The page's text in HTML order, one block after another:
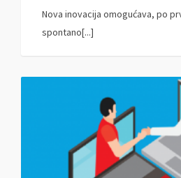
Nova inovacija omogućava, po
spontano[...]